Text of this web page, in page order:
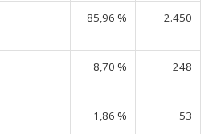
85,96 % 2.450
8,70 % 248
1,86 % 53